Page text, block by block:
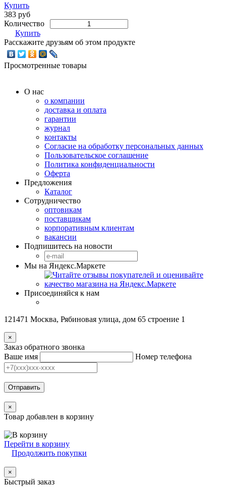
Купить
383 руб
Количество
Купить
Расскажите друзьям об этом продукте
Просмотренные товары
О нас
о компании
доставка и оплата
гарантии
журнал
контакты
Согласие на обработку персональных данных
Пользовательское соглашение
Политика конфиденциальности
Оферта
Предложения
Каталог
Сотрудничество
оптовикам
поставщикам
корпоративным клиентам
вакансии
Подпишитесь на новости
Мы на Яндекс.Маркете
Присоединяйся к нам
121471 Москва, Рябиновая улица, дом 65 строение 1
×
Заказ обратного звонка
Ваше имя
Номер телефона
Отправить
×
Товар добавлен в корзину
Перейти в корзину
Продолжить покупки
×
Быстрый заказ